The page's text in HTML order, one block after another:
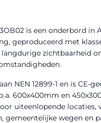
is een onderbord in
geproduceerd met
zichtbaarheid
NEN 12899-1 en is CE-
600x400mm en
uiteenlopende locaties,
gemeentelijke wegen en